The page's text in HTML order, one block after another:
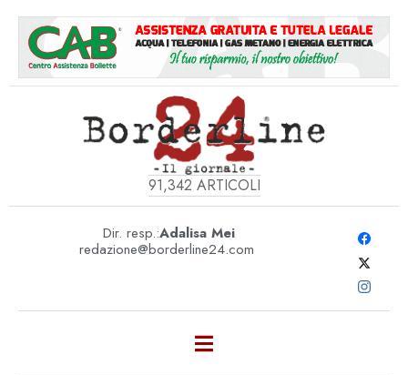
91,342 ARTICOLI
Dir. resp.:Adalisa Mei
redazione@borderline24.com